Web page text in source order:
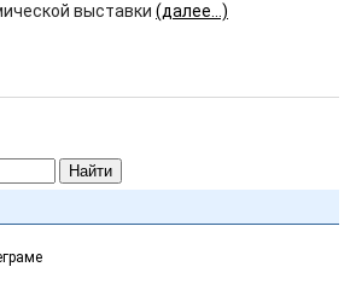
выставки (далее…)
Найти